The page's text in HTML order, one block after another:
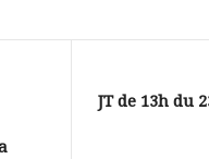
JT de 13h du